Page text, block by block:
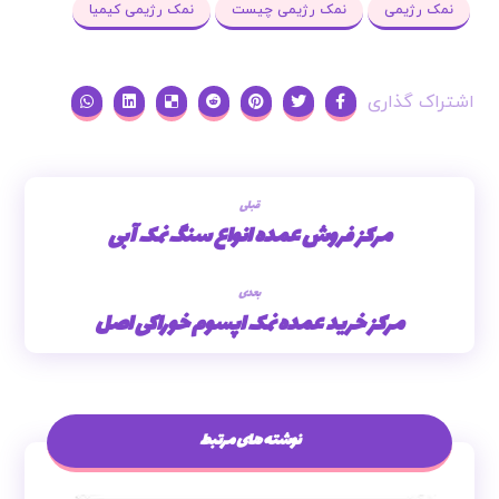
نمک رژیمی نمک رژیمی چیست نمک رژیمی کیمیا
قبلی
مرکز فروش عمده انواع سنگ نمک آبی
بعدی
مرکز خرید عمده نمک اپسوم خوراکی اصل
نوشته های مرتبط